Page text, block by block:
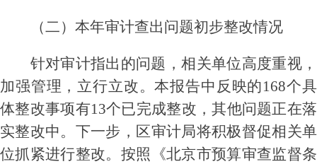
（二）本年审计查出问题初步整改情况
针对审计指出的问题，相关单位高度重视，
加强管理，立行立改。本报告中反映的168个具
体整改事项有13个已完成整改 ，其他问题正在落
实整改中。下一步，区审计局将积极督促相关单
位抓紧进行整改。 按照《北京市预算审查监督条